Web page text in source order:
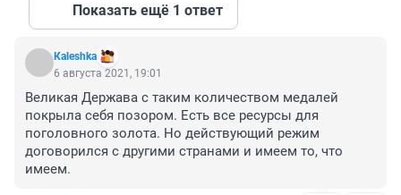
Показать ещё 1 ответ
Кaleshka
6 августа 2021, 19:01
Великая Держава с таким количеством медалей
покрыла себя позором. Есть все ресурсы для
поголовного золота. Но действующий режим
договорился с другими странами и имеем то, что
имеем.